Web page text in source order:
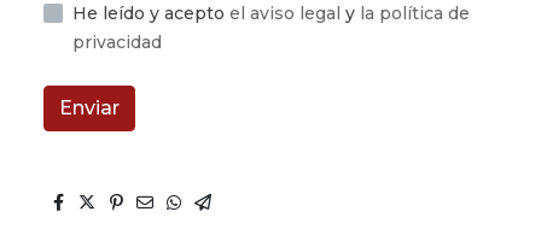
He leído y acepto el aviso legal y la política de
privacidad
Enviar